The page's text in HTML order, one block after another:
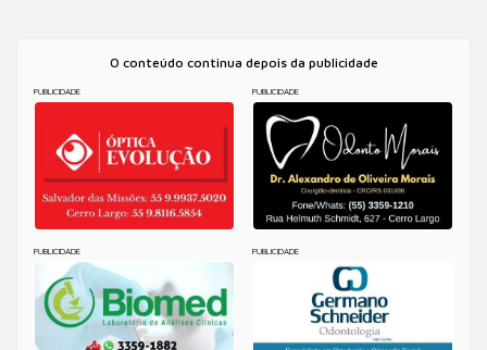
O conteúdo continua depois da publicidade
PUBLICIDADE PUBLICIDADE
PUBLICIDADE PUBLICIDADE